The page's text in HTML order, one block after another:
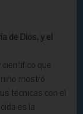
de Dios, y el
científico que
mostró
técnicas con el
es la